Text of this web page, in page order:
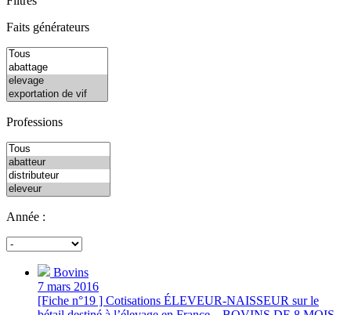
Faits générateurs
Professions
Année :
Bovins
7 mars 2016
[Fiche n°19 ] Cotisations ÉLEVEUR-NAISSEUR sur le